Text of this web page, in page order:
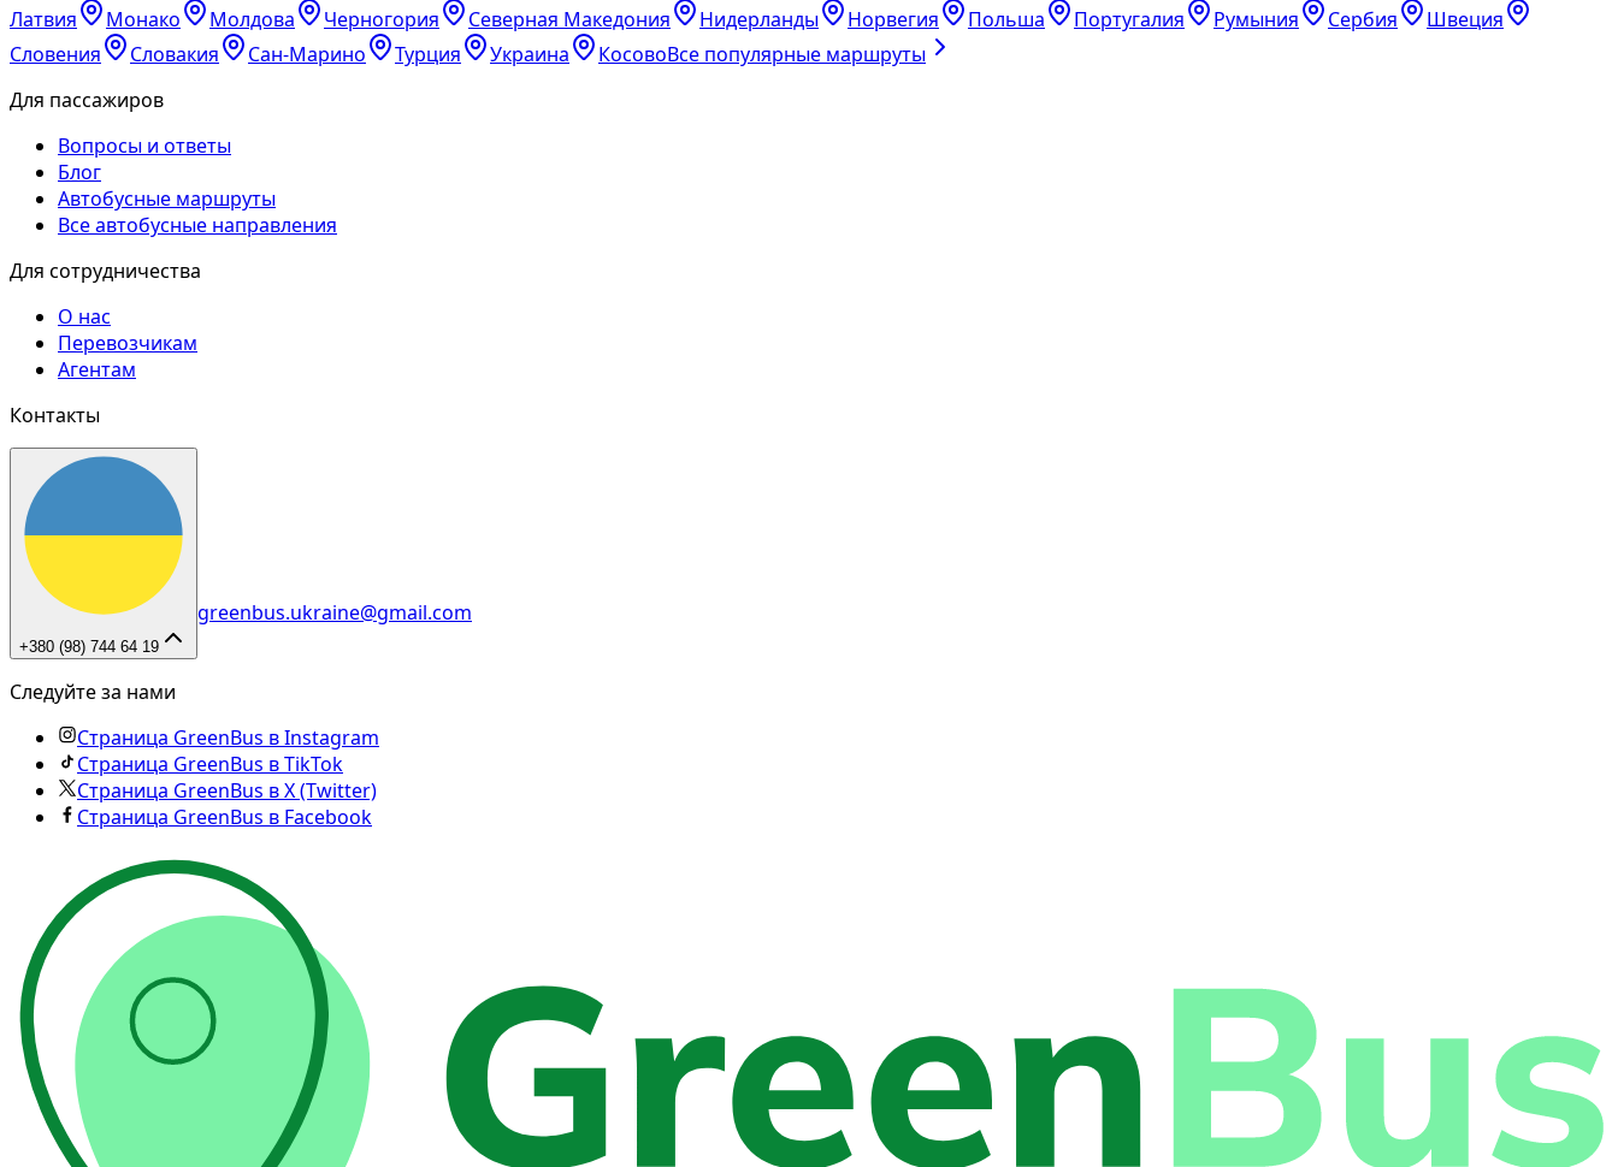
Латвия
Монако Молдова Черногория Северная Македония Нидерланды Норвегия Польша Португалия Румыния Сербия
Швеция
Словения
Словакия Сан-Марино Турция Украина КосовоВсе популярные маршруты
Для пассажиров
Вопросы и ответы
Блог
Автобусные маршруты
Все автобусные направления
Для сотрудничества
О нас
Перевозчикам
Агентам
Контакты
+380 (98) 744 64 19
greenbus.ukraine@gmail.com
Следуйте за нами
Страница GreenBus в Instagram
Страница GreenBus в TikTok
Страница GreenBus в X (Twitter)
Страница GreenBus в Facebook